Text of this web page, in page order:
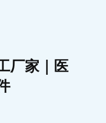
厂家｜医